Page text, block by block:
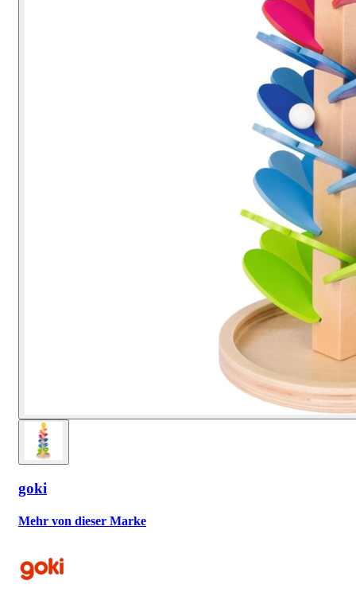
goki
Mehr von dieser Marke